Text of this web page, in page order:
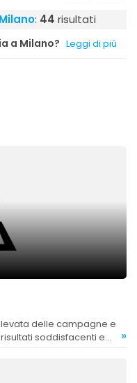
: 44 risultati
a Milano? Leggi di più
soddisfacenti e
»